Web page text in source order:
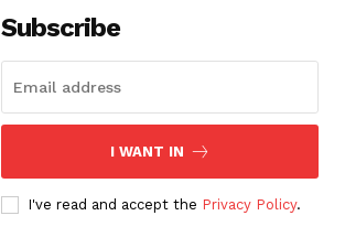
Subscribe
I WANT IN
I've read and accept the Privacy Policy.